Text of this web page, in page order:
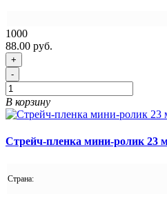
1000
88.00 руб.
+
-
В корзину
Стрейч-пленка мини-ролик 23
Страна: